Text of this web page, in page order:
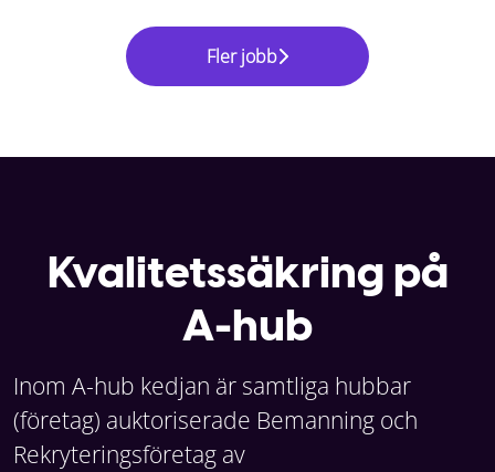
Fler jobb
Kvalitetssäkring på
A-hub
Inom A-hub kedjan är samtliga hubbar
(företag) auktoriserade Bemanning och
Rekryteringsföretag av